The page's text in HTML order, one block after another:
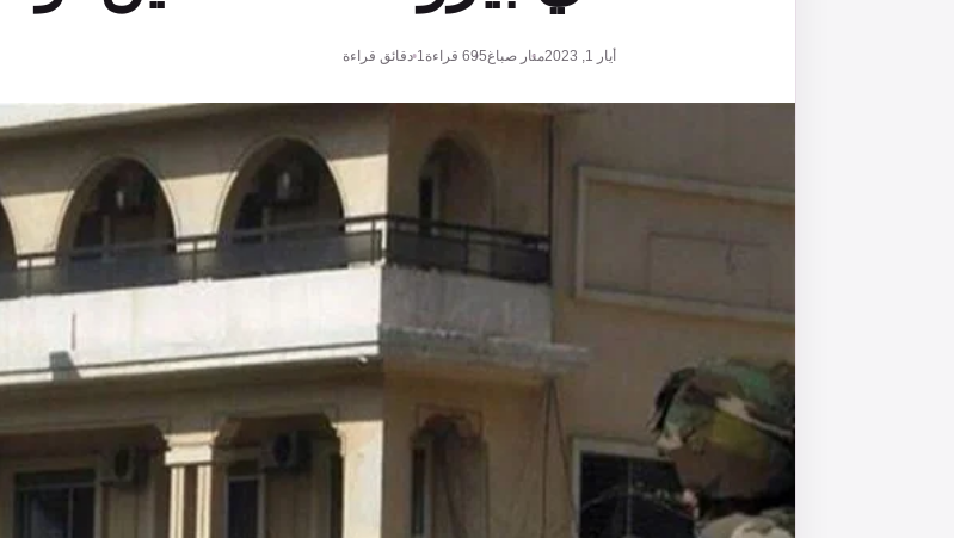
أيار 1, 2023 منار صباغ695 قراءة1 دقائق قراءة